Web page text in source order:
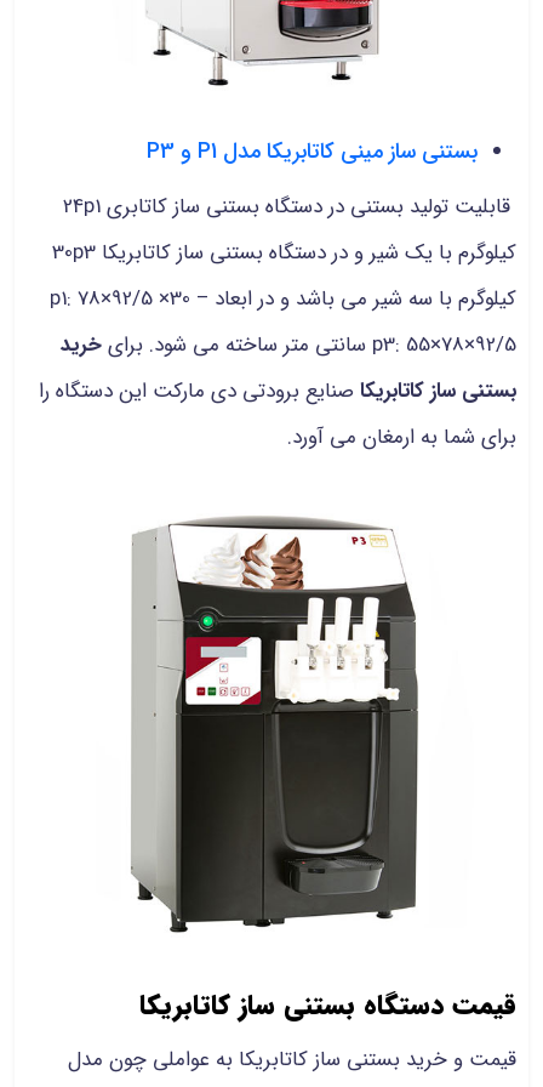
بستنی ساز مینی کاتابریکا مدل P1 و P3
قابلیت تولید بستنی در دستگاه بستنی ساز کاتابری 24p1
کیلوگرم با یک شیر و در دستگاه بستنی ساز کاتابریکا 30p3
کیلوگرم با سه شیر می باشد و در ابعاد p1: 78×92/5 ×30 –
p3: 55×78×92/5 سانتی متر ساخته می شود. برای
خرید
بستنی ساز کاتابریکا صنایع برودتی دی مارکت این دستگاه را
برای شما به ارمغان می آورد.
قیمت دستگاه بستنی ساز کاتابریکا
قیمت و خرید بستنی ساز کاتابریکا به عواملی چون مدل